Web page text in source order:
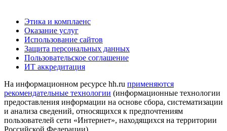
Этика и комплаенс
Оказание услуг
Использование сайтов
Защита персональных данных
Пользовательское соглашение
ИТ аккредитация
На информационном ресурсе hh.ru применяются
рекомендательные технологии (информационные технологии
предоставления информации на основе сбора, систематизации
и анализа сведений, относящихся к предпочтениям
пользователей сети «Интернет», находящихся на территории
Российской Федерации)